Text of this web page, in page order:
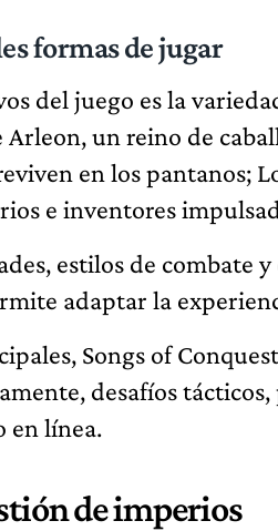
formas de jugar
del juego es la
un reino de
en los pantanos;
e inventores
estilos de combate
adaptar la
Songs of
desafíos
en línea.
de imperios